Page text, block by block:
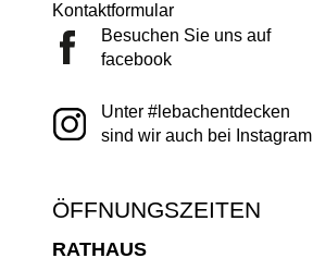
Kontaktformular
Besuchen Sie uns auf
facebook
Unter #lebachentdecken
sind wir auch bei Instagram
ÖFFNUNGSZEITEN
RATHAUS